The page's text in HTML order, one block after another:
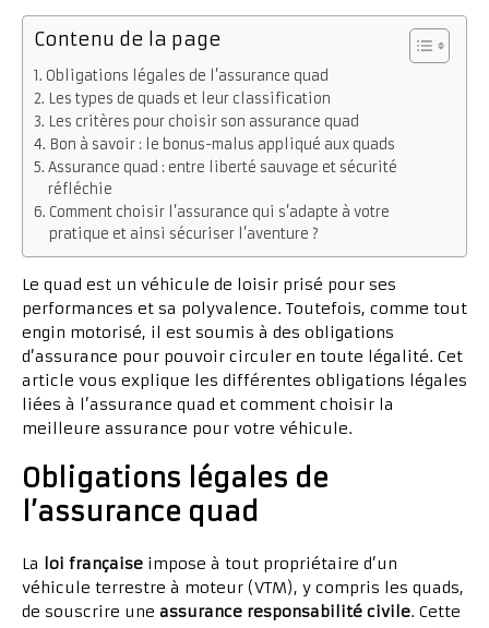
Contenu de la page
Obligations légales de l’assurance quad
Les types de quads et leur classification
Les critères pour choisir son assurance quad
Bon à savoir : le bonus-malus appliqué aux quads
Assurance quad : entre liberté sauvage et sécurité
réfléchie
Comment choisir l’assurance qui s’adapte à votre
pratique et ainsi sécuriser l’aventure ?
Le quad est un véhicule de loisir prisé pour ses
performances et sa polyvalence. Toutefois, comme tout
engin motorisé, il est soumis à des obligations
d’assurance pour pouvoir circuler en toute légalité. Cet
article vous explique les différentes obligations légales
liées à l’assurance quad et comment choisir la
meilleure assurance pour votre véhicule.
Obligations légales de
l’assurance quad
La loi française impose à tout propriétaire d’un
véhicule terrestre à moteur (VTM), y compris les quads,
de souscrire une assurance responsabilité civile. Cette